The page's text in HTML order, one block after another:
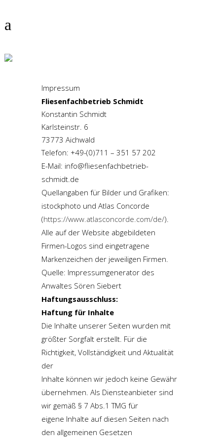
Impressum
Fliesenfachbetrieb Schmidt
Konstantin Schmidt
Karlsteinstr. 6
73773 Aichwald
Telefon: +49-(0)711 – 351 57 202
E-Mail: info@fliesenfachbetrieb-
schmidt.de
Quellangaben für Bilder und Grafiken:
istockphoto und Atlas Concorde
(https://www.atlasconcorde.com/de/).
Alle auf der Website abgebildeten
Firmen-Logos sind eingetragene
Markenzeichen der jeweiligen Firmen.
Quelle: Impressumgenerator des
Anwaltes Sören Siebert
Haftungsausschluss:
Haftung für Inhalte
Die Inhalte unserer Seiten wurden mit
größter Sorgfalt erstellt. Für die
Richtigkeit, Vollständigkeit und Aktualität
der
Inhalte können wir jedoch keine Gewähr
übernehmen. Als Diensteanbieter sind
wir gemäß § 7 Abs.1 TMG für
eigene Inhalte auf diesen Seiten nach
den allgemeinen Gesetzen